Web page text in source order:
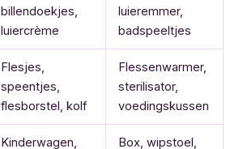
billendoekjes,
luiercrème
luieremmer,
badspeeltjes
Flesjes,
speentjes,
flesborstel, kolf
Flessenwarmer,
sterilisator,
voedingskussen
Kinderwagen,
Box, wipstoel,